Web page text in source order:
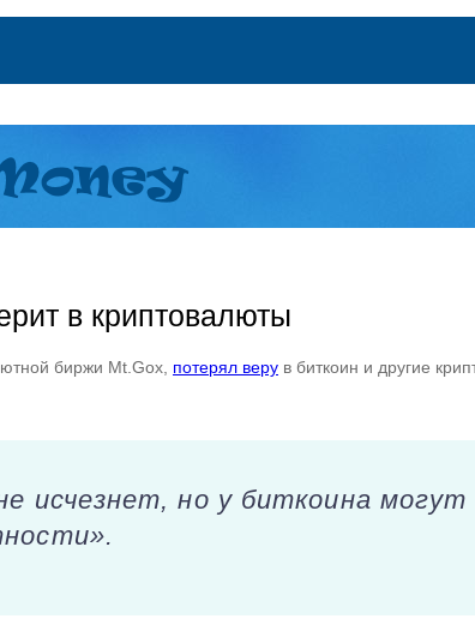
в криптовалюты
биржи Mt.Gox, потерял веру в биткоин и другие
исчезнет, но у биткоина